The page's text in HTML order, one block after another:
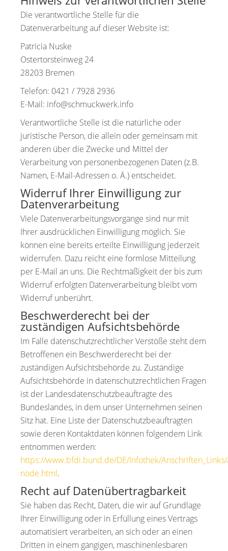
Die verantwortliche Stelle für die
Datenverarbeitung auf dieser Website ist:
Patricia Nuske
Ostertorsteinweg 24
28203 Bremen
Telefon: 0421 / 7928 2936
E-Mail: info@schmuckwerk.info
Verantwortliche Stelle ist die natürliche oder
juristische Person, die allein oder gemeinsam mit
anderen über die Zwecke und Mittel der
Verarbeitung von personenbezogenen Daten (z.B.
Namen, E-Mail-Adressen o. Ä.) entscheidet.
Widerruf Ihrer Einwilligung zur
Datenverarbeitung
Viele Datenverarbeitungsvorgänge sind nur mit
Ihrer ausdrücklichen Einwilligung möglich. Sie
können eine bereits erteilte Einwilligung jederzeit
widerrufen. Dazu reicht eine formlose Mitteilung
per E-Mail an uns. Die Rechtmäßigkeit der bis zum
Widerruf erfolgten Datenverarbeitung bleibt vom
Widerruf unberührt.
Beschwerderecht bei der
zuständigen Aufsichtsbehörde
Im Falle datenschutzrechtlicher Verstöße steht dem
Betroffenen ein Beschwerderecht bei der
zuständigen Aufsichtsbehörde zu. Zuständige
Aufsichtsbehörde in datenschutzrechtlichen Fragen
ist der Landesdatenschutzbeauftragte des
Bundeslandes, in dem unser Unternehmen seinen
Sitz hat. Eine Liste der Datenschutzbeauftragten
sowie deren Kontaktdaten können folgendem Link
entnommen werden:
https://www.bfdi.bund.de/DE/Infothek/
node.html.
Recht auf Datenübertragbarkeit
Sie haben das Recht, Daten, die wir auf Grundlage
Ihrer Einwilligung oder in Erfüllung eines Vertrags
automatisiert verarbeiten, an sich oder an einen
Dritten in einem gängigen, maschinenlesbaren